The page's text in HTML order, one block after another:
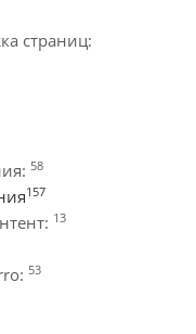
страниц:
58
157
13
53